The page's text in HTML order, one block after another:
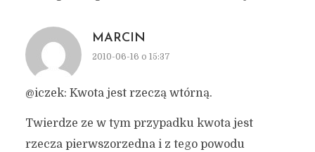
MARCIN
2010-06-16 o 15:37
@iczek: Kwota jest rzeczą wtórną.
Twierdze ze w tym przypadku kwota jest
rzecza pierwszorzedna i z tego powodu